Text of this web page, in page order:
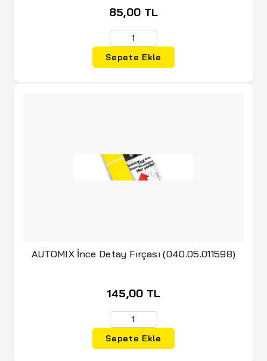
85,00 TL
Sepete Ekle
AUTOMIX İnce Detay Fırçası (040.05.011598)
145,00 TL
Sepete Ekle